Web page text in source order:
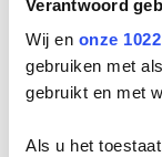
Verantwoord
Wij en onze
gebruiken met
gebruikt en met
Als u het